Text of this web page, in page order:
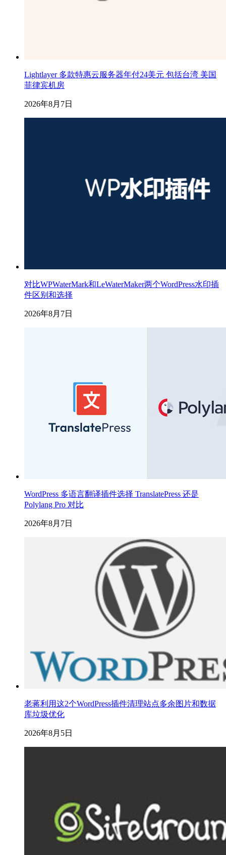
Lightlayer 多款特惠云服务器年付24美元 包括台湾 美国
菲律宾机房
2026年8月7日
对比WPWaterMark和LeWaterMaker两个WordPress水印插
件区别和选择
2026年8月7日
WordPress 多语言翻译插件选择 TranslatePress 还是
Polylang Pro 对比
2026年8月7日
老蒋利用这2个WordPress插件清理站点多余图片和数据
库垃圾优化
2026年8月5日